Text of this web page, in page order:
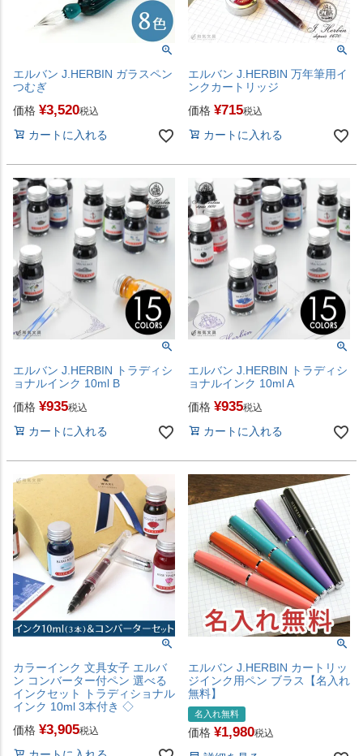
エルバン J.HERBIN ガラスペン
つむぎ
価格 ¥3,520税込
カートに入れる
エルバン J.HERBIN 万年筆用イ
ンクカートリッジ
価格 ¥715税込
カートに入れる
エルバン J.HERBIN トラディシ
ョナルインク 10ml B
価格 ¥935税込
カートに入れる
エルバン J.HERBIN トラディシ
ョナルインク 10ml A
価格 ¥935税込
カートに入れる
カラーインク 文具女子 エルバ
ン コンバーター付ペン 選べる
インクセット トラディショナル
インク 10ml 3本付き ◇
価格 ¥3,905税込
エルバン J.HERBIN カートリッ
ジインク用ペン ブラス【名入れ
無料】
名入れ無料
価格 ¥1,980税込